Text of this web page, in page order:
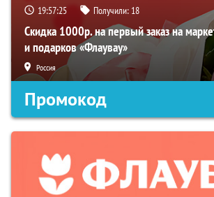
19:57:24 Получили: 18
Скидка 1000р. на первый заказ на
и подарков «Флаувау»
Россия
Промокод